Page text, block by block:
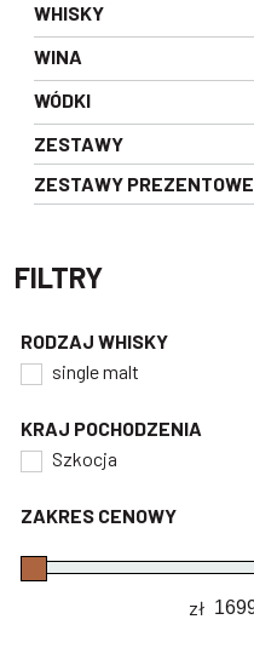
WHISKY
WINA
WÓDKI
ZESTAWY
ZESTAWY PREZENTOWE
FILTRY
RODZAJ WHISKY
single malt
KRAJ POCHODZENIA
Szkocja
ZAKRES CENOWY
zł